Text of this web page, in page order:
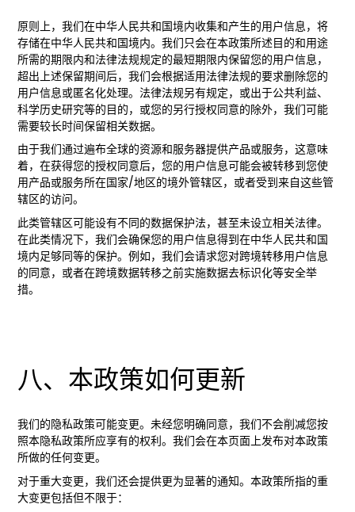
原则上，我们在中华人民共和国境内收集和产生的用户信息，将
存储在中华人民共和国境内。我们只会在本政策所述目的和用途
所需的期限内和法律法规规定的最短期限内保留您的用户信息，
超出上述保留期间后，我们会根据适用法律法规的要求删除您的
用户信息或匿名化处理。法律法规另有规定，或出于公共利益、
科学历史研究等的目的，或您的另行授权同意的除外，我们可能
需要较长时间保留相关数据。
由于我们通过遍布全球的资源和服务器提供产品或服务，这意味
着，在获得您的授权同意后，您的用户信息可能会被转移到您使
用产品或服务所在国家/地区的境外管辖区，或者受到来自这些管
辖区的访问。
此类管辖区可能设有不同的数据保护法，甚至未设立相关法律。
在此类情况下，我们会确保您的用户信息得到在中华人民共和国
境内足够同等的保护。例如，我们会请求您对跨境转移用户信息
的同意，或者在跨境数据转移之前实施数据去标识化等安全举
措。
八、本政策如何更新
我们的隐私政策可能变更。未经您明确同意，我们不会削减您按
照本隐私政策所应享有的权利。我们会在本页面上发布对本政策
所做的任何变更。
对于重大变更，我们还会提供更为显著的通知。本政策所指的重
大变更包括但不限于：